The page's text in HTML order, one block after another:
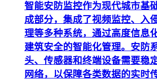
智能安防监控作为现代城市基
成部分，集成了视频监控、入
理等多种系统，通过高度信息
建筑安全的智能化管理。安防
头、传感器和终端设备需要稳
网络，以保障各类数据的实时